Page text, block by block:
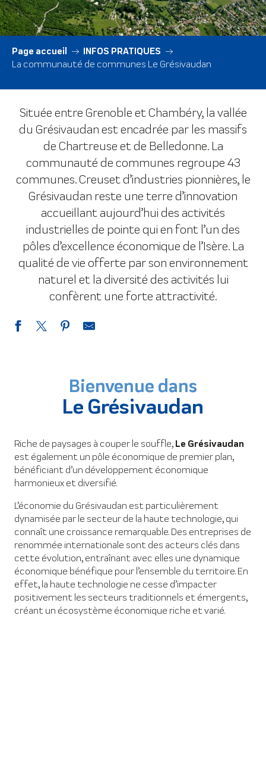
Page accueil
INFOS PRATIQUES
La communauté de communes Le Grésivaudan
Située entre Grenoble et Chambéry, la vallée
du Grésivaudan est encadrée par les massifs
de Chartreuse et de Belledonne. La
communauté de communes regroupe 43
communes. Creuset d’industries pionnières, le
Grésivaudan reste une terre d’innovation
accueillant aujourd’hui des activités
industrielles de pointe qui en font l’un des
pôles d’excellence économique de l’Isère. La
qualité de vie offerte par son environnement
naturel et la diversité des activités lui
confèrent une forte attractivité.
Bienvenue dans
Le Grésivaudan
Riche de paysages à couper le souffle, Le Grésivaudan
est également un pôle économique de premier plan,
bénéficiant d’un développement économique
harmonieux et diversifié.
L’économie du Grésivaudan est particulièrement
dynamisée par le secteur de la haute technologie, qui
connaît une croissance remarquable. Des entreprises de
renommée internationale sont des acteurs clés dans
cette évolution, entraînant avec elles une dynamique
économique bénéfique pour l’ensemble du territoire. En
effet, la haute technologie ne cesse d’impacter
positivement les secteurs traditionnels et émergents,
créant un écosystème économique riche et varié.